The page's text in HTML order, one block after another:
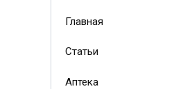
Главная
Статьи
Аптека